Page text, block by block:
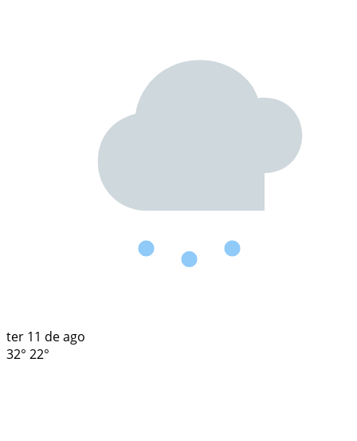
ter 11 de ago
32° 22°